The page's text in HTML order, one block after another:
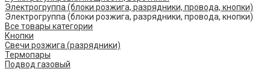
Электрогруппа (блоки розжига, разрядники, провода, кнопки)
Электрогруппа (блоки розжига, разрядники, провода, кнопки)
Все товары категории
Кнопки
Свечи розжига (разрядники)
Термопары
Подвод газовый